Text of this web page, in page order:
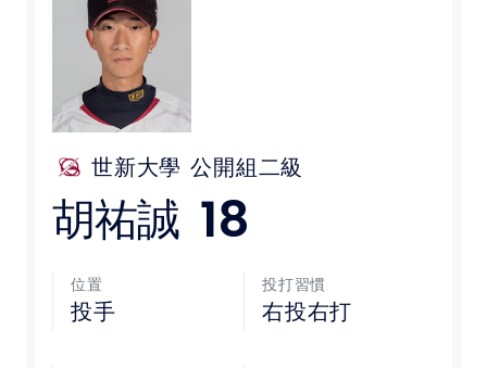
最新消息
媒體文章
下載專區
聯絡我們
POLICY
隱私權政策
世新大學 公開組二級
胡祐誠 18
位置
投手
投打習慣
右投右打